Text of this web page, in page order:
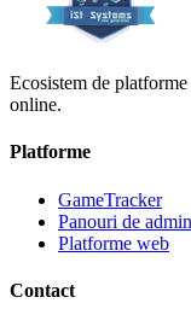
Ecosistem de
online.
Platforme
GameTracker
Panouri de
Platforme web
Contact